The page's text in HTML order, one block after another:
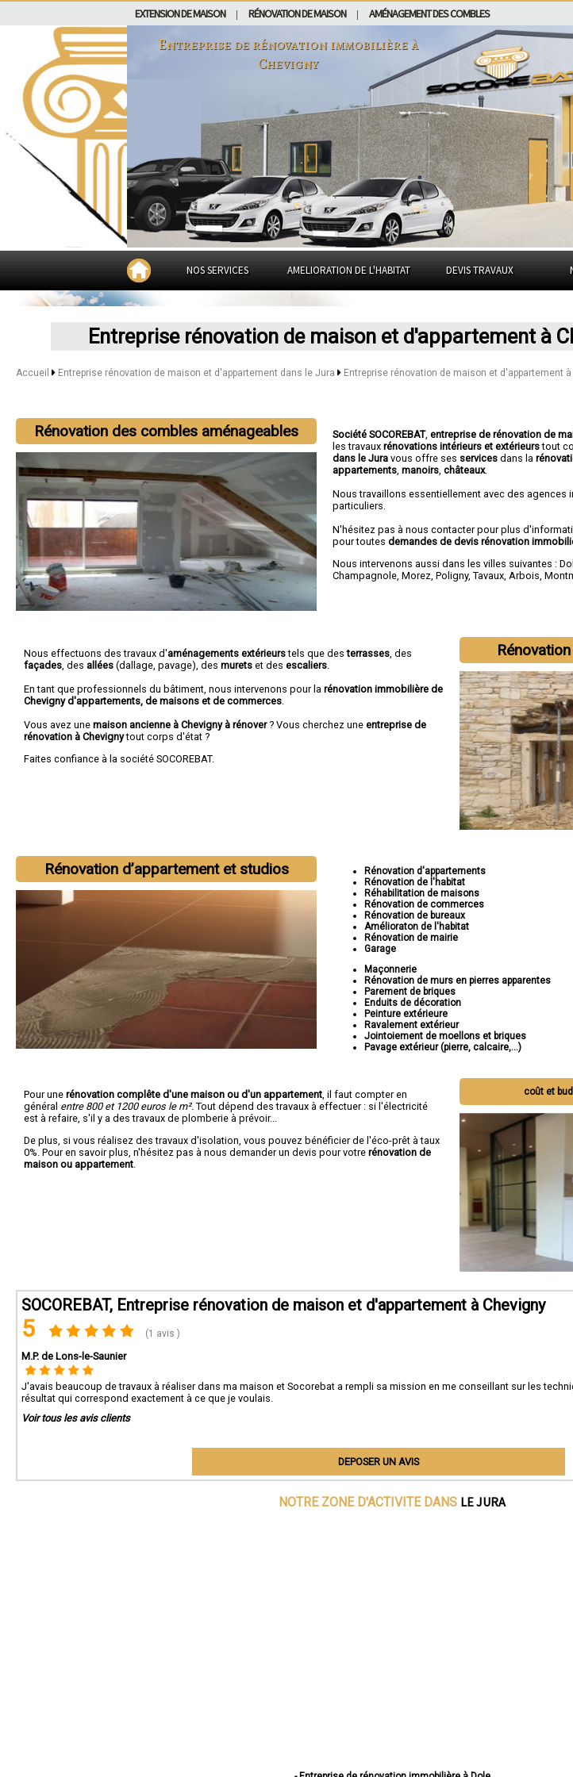
EXTENSION DE MAISON RÉNOVATION DE MAISON AMÉNAGEMENT DES COMBLES
Entreprise de rénovation immobilière à
Chevigny
NOS SERVICES AMELIORATION DE L'HABITAT DEVIS TRAVAUX
Entreprise rénovation de maison et d'appartement à
Accueil Entreprise rénovation de maison et d'appartement dans le Jura Entreprise rénovation de maison et d'appartement à
Rénovation des combles aménageables Société SOCOREBAT,entreprise de rénovation de
les travauxrénovations intérieurs et extérieurstout
dans le Juravous offre ses services dans la
appartements ,manoirs ,châteaux.
Nous travaillons essentiellement avec des agences
particuliers.
N'hésitez pas à nous contacter pour plus
pour toutesdemandes de devis rénovation
Nous intervenons aussi dans les villes suivantes :
Champagnole ,Morez ,Poligny,Tavaux Arbois ,
Nous effectuons des travaux d'aménagements extérieurstels que desterrasses , des
façades , des allées (dallage, pavage), des murets et des escaliers
En tant que professionnels du bâtiment, nous intervenons pour la rénovation immobilière de
Chevigny d'appartements, de maisons et de commerces
Vous avez une maison ancienne à Chevigny à rénover? Vous cherchez une entreprise de
rénovation à Chevignytout corps d'état ?
Faites confiance à la société SOCOREBAT.
Rénovation d’appartement et studios
Rénovation d'appartements
Rénovation de l'habitat
Réhabilitation de maisons
Rénovation de commerces
Rénovation de bureaux
Amélioraton de l'habitat
Rénovation de mairie
Garage
Maçonnerie
Rénovation de murs en pierres apparentes
Parement de briques
Enduits de décoration
Peinture extérieure
Ravalement extérieur
Jointoiement de moellons et briques
Pavage extérieur (pierre, calcaire,...)
coût et
Pour une rénovation complête d'une maison ou d'un appartement , il faut compter en
général entre 800 et 1200 euros le m². Tout dépend des travaux à effectuer : si l'électricité
est à refaire, s'il y a des travaux de plomberie à prévoir...
De plus, si vous réalisez des travaux d'isolation, vous pouvez bénéficier de l'éco-prêt à taux
0%. Pour en savoir plus, n'hésitez pas à nous demander un devis pour votre rénovation de
maison ou appartement
SOCOREBAT, Entreprise rénovation de maison et d'appartement à Chevigny
5 (1 avis )
M.P. de Lons-le-Saunier
J'avais beaucoup de travaux à réaliser dans ma maison et Socorebat a rempli sa mission en me conseillant sur les
résultat qui correspond exactement à ce que je voulais.
Voir tous les avis clients
DEPOSER UN AVIS
NOTRE ZONE D'ACTIVITE DANS LE JURA